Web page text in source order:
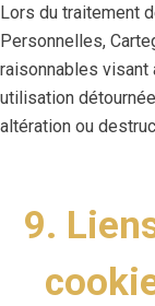
Lors du traitement
Personnelles,
raisonnables visant
utilisation
altération ou
9.